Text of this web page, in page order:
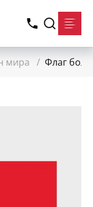
мира / Флаг